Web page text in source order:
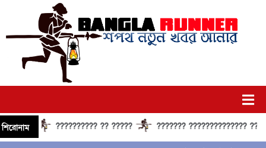
শিরোনাম ?????????? ?? ????? ??????? ?????????????? ??????